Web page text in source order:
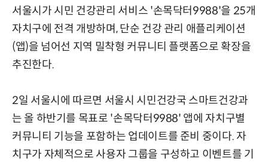
서울시가 시민 건강관리 서비스 '손목닥터9988'을 25개
자치구에 전격 개방하며, 단순 건강 관리 애플리케이션
(앱)을 넘어선 지역 밀착형 커뮤니티 플랫폼으로 확장을
추진한다.
2일 서울시에 따르면 서울시 시민건강국 스마트건강과
는 올 하반기를 목표로 '손목닥터9988' 앱에 자치구별
커뮤니티 기능을 포함하는 업데이트를 준비 중이다. 자
치구가 자체적으로 사용자 그룹을 구성하고 이벤트를 기